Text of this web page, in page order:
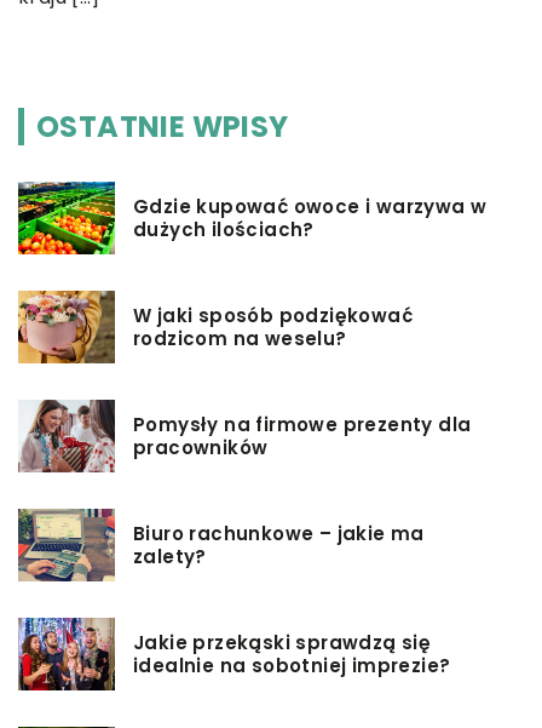
OSTATNIE WPISY
Gdzie kupować owoce i warzywa w
dużych ilościach?
W jaki sposób podziękować
rodzicom na weselu?
Pomysły na firmowe prezenty dla
pracowników
Biuro rachunkowe – jakie ma
zalety?
Jakie przekąski sprawdzą się
idealnie na sobotniej imprezie?